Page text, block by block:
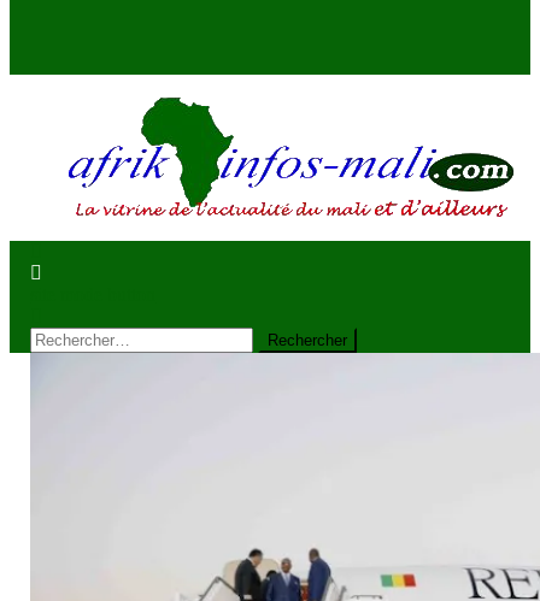
AFRIKINFOS MALI
La vitrine de l'actualité du Mali et d'ailleurs
Rechercher :